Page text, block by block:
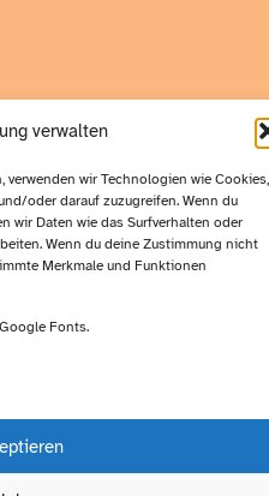
verwalten
wir Technologien wie Cookies,
oder darauf zuzugreifen. Wenn du
wir Daten wie das Surfverhalten oder
Wenn du deine Zustimmung nicht
Merkmale und Funktionen
Fonts.